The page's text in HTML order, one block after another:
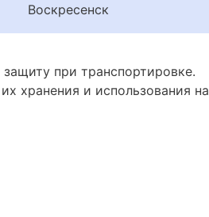
Воскресенск
при транспортировке.
хранения и использования на